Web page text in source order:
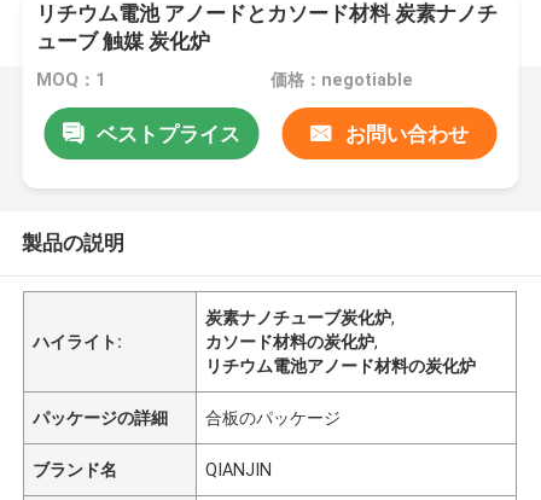
リチウム電池 アノードとカソード材料 炭素ナノチ
ューブ 触媒 炭化炉
MOQ：1 価格：negotiable
ベストプライス お問い合わせ
製品の説明
ハイライト:
炭素ナノチューブ炭化炉,
カソード材料の炭化炉,
リチウム電池アノード材料の炭化炉
パッケージの詳細 合板のパッケージ
ブランド名 QIANJIN